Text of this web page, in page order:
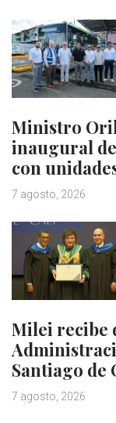
Ministro
inaugural
con
7 agosto, 2026
Milei recibe
Santiago de
7 agosto, 2026